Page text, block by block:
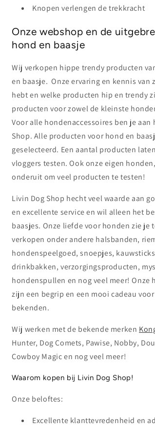
Knopen verlengen de trekkracht
Onze webshop en de
hond en baasje
Wij verkopen hippe trendy producten
en baasje. Onze ervaring en kennis
hebt en welke producten hip en trendy
producten voor zowel de kleinste
Voor alle hondenaccessoires ben je
Shop. Alle producten voor hond en
geselecteerd. Een aantal producten
vloggers testen. Ook onze eigen
onderuit om veel producten te testen!
Livin Dog Shop hecht veel waarde aan
en excellente service en wil alleen het
baasjes. Onze liefde voor honden zie je
verkopen onder andere halsbanden,
hondenspeelgoed, snoepjes,
drinkbakken, verzorgingsproducten,
hondenspullen en nog veel meer! Onze
zijn een begrip en een mooi cadeau
bekenden.
Wij werken met de bekende merken
Hunter, Dog Comets, Pawise, Nobby,
Cowboy Magic en nog veel meer!
Waarom kopen bij Livin Dog Shop!
Onze beloftes:
Excellente klanttevredenheid en